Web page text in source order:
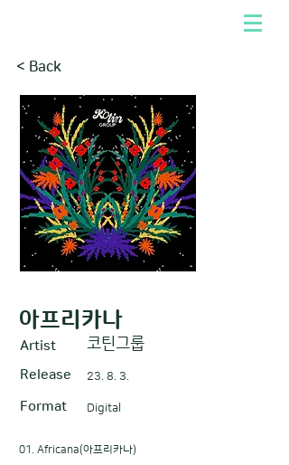
< Back
아프리카나
Artist 코틴그룹
Release 23. 8. 3.
Format Digital
01. Africana(아프리카나)